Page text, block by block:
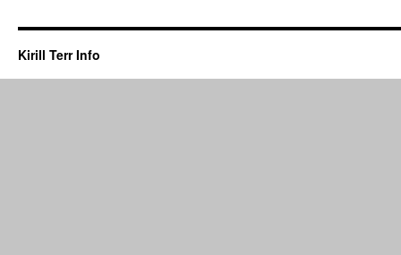
Kirill Terr Info